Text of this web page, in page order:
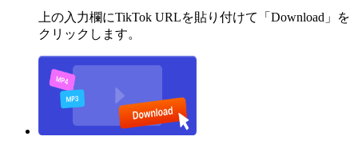
上の入力欄にTikTok URLを貼り付けて「Download」を
クリックします。